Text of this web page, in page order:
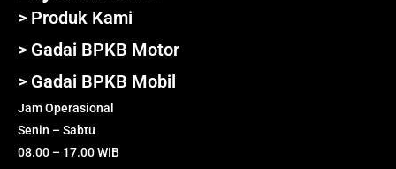
> Produk Kami
> Gadai BPKB Motor
> Gadai BPKB Mobil
Jam Operasional
Senin – Sabtu
08.00 – 17.00 WIB